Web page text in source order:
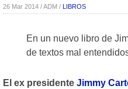
26 Mar 2014 / ADM / LIBROS
En un nuevo libro de
de textos mal
El ex presidente Jimmy